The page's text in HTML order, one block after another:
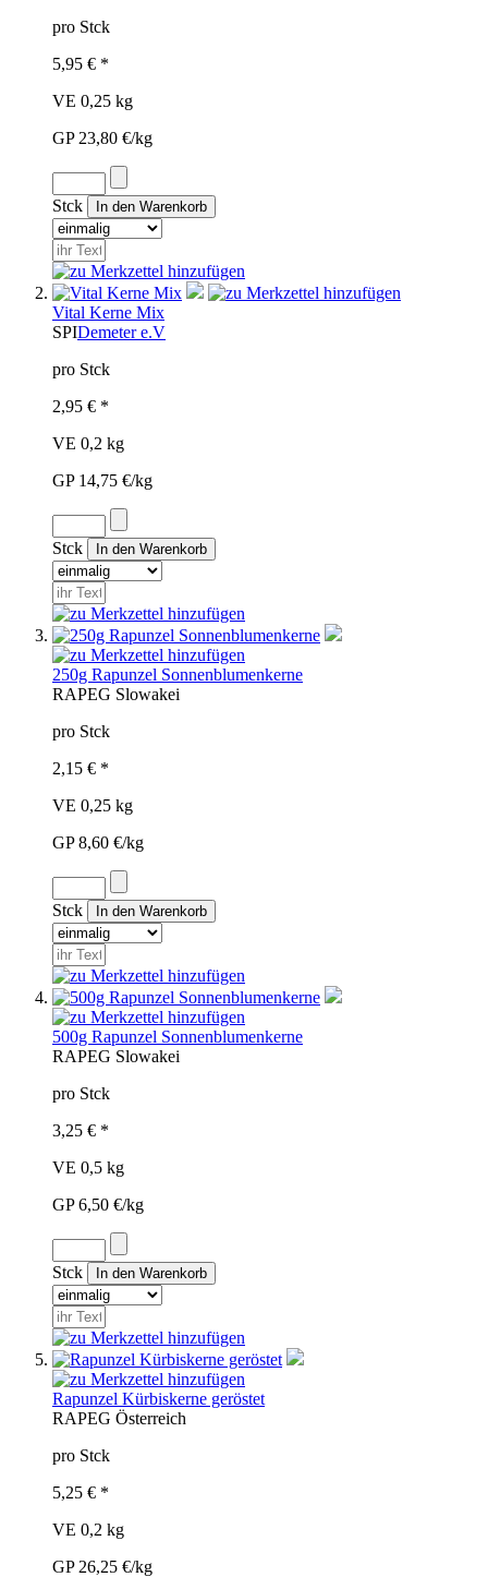
pro Stck
5,95 € *
VE 0,25 kg
GP 23,80 €/kg
Stck
Vital Kerne Mix
SPIDemeter e.V
pro Stck
2,95 € *
VE 0,2 kg
GP 14,75 €/kg
Stck
250g Rapunzel Sonnenblumenkerne
RAPEG Slowakei
pro Stck
2,15 € *
VE 0,25 kg
GP 8,60 €/kg
Stck
500g Rapunzel Sonnenblumenkerne
RAPEG Slowakei
pro Stck
3,25 € *
VE 0,5 kg
GP 6,50 €/kg
Stck
Rapunzel Kürbiskerne geröstet
RAPEG Österreich
pro Stck
5,25 € *
VE 0,2 kg
GP 26,25 €/kg